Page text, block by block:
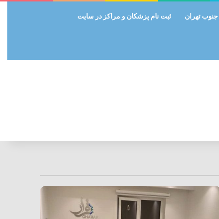
جنوب تهران ثبت نام پزشکان و مراکز در سایت